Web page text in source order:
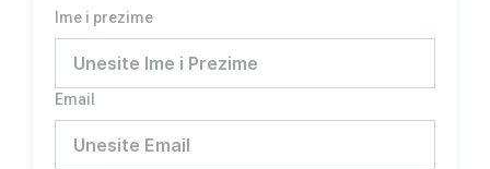
Ime i prezime
Email